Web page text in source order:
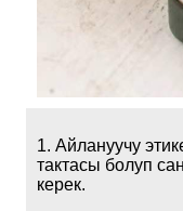
1. Айлануучу
тактасы болуп
керек.